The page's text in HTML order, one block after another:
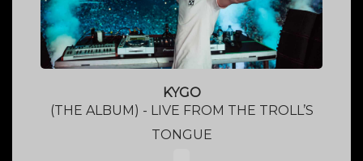
KYGO
(THE ALBUM) - LIVE FROM THE TROLL’S
TONGUE